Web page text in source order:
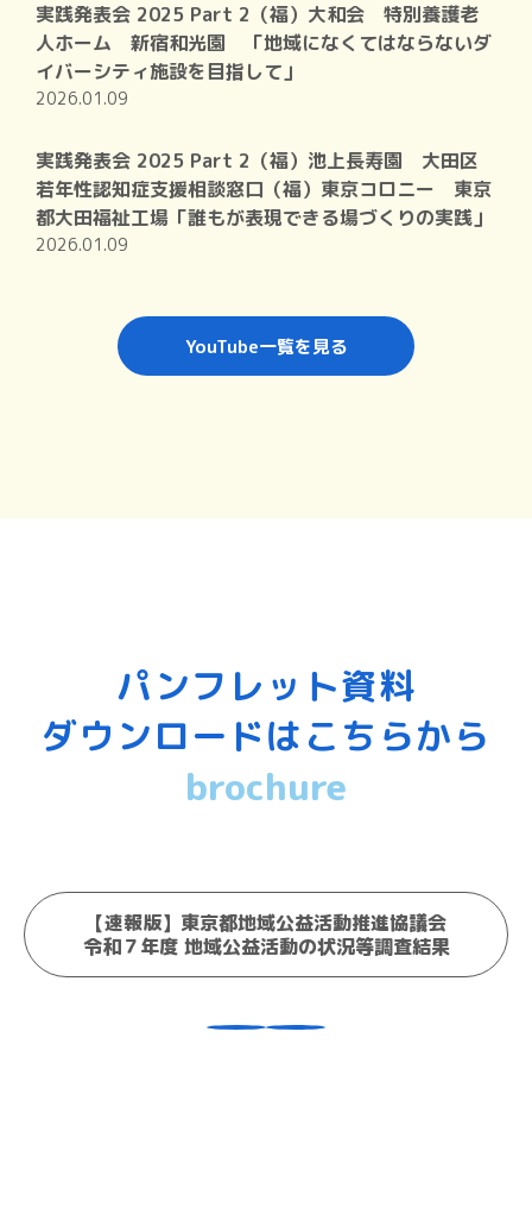
YouTube一覧を見る
実践発表会 2025 Part 2（福）大和会 特別養護老
人ホーム 新宿和光園 「地域になくてはならないダ
イバーシティ施設を目指して」
2026.01.09
実践発表会 2025 Part 2（福）池上長寿園 大田区
若年性認知症支援相談窓口（福）東京コロニー 東京
都大田福祉工場「誰もが表現できる場づくりの実践」
2026.01.09
パンフレット資料
ダウンロードはこちらから
brochure
【速報版】東京都地域公益活動推進協議会
令和７年度 地域公益活動の状況等調査結果